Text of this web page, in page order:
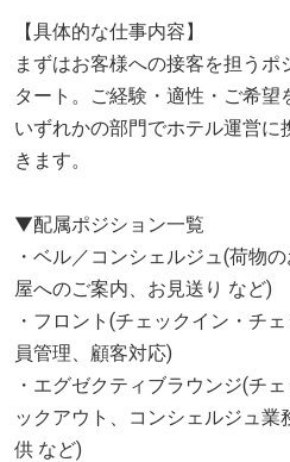
【具体的な仕事内容】
まずはお客様への接客を担うポ
タート。ご経験・適性・ご希望
いずれかの部門でホテル運営に
きます。
▼配属ポジション一覧
・ベル／コンシェルジュ(荷物
屋へのご案内、お見送り など)
・フロント(チェックイン・チ
員管理、顧客対応)
・エグゼクティブラウンジ(チ
ックアウト、コンシェルジュ業
供 など)